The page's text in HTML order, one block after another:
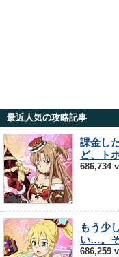
最近人気の攻略記事
課金し
ど、ト
686,734
もう少
い…。
686,259